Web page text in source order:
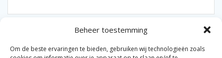
Beheer toestemming
Om de beste ervaringen te bieden, gebruiken wij technologieën zoals